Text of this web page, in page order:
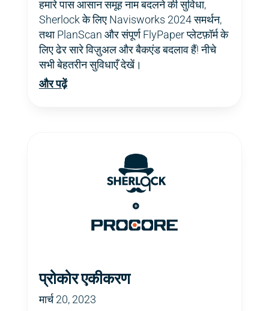
हमारे पास आसान समूह नाम बदलने की सुविधा,
Sherlock के लिए Navisworks 2024 समर्थन,
तथा PlanScan और संपूर्ण FlyPaper प्लेटफ़ॉर्म के
लिए ढेर सारे विज़ुअल और बैकएंड बदलाव हैं! नीचे
सभी बेहतरीन सुविधाएँ देखें।
और पढ़ें
प्रोकोर एकीकरण
मार्च 20, 2023